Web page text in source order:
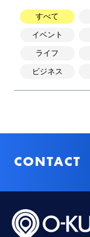
すべて
イベント
ライフ
ビジネス
CONTACT